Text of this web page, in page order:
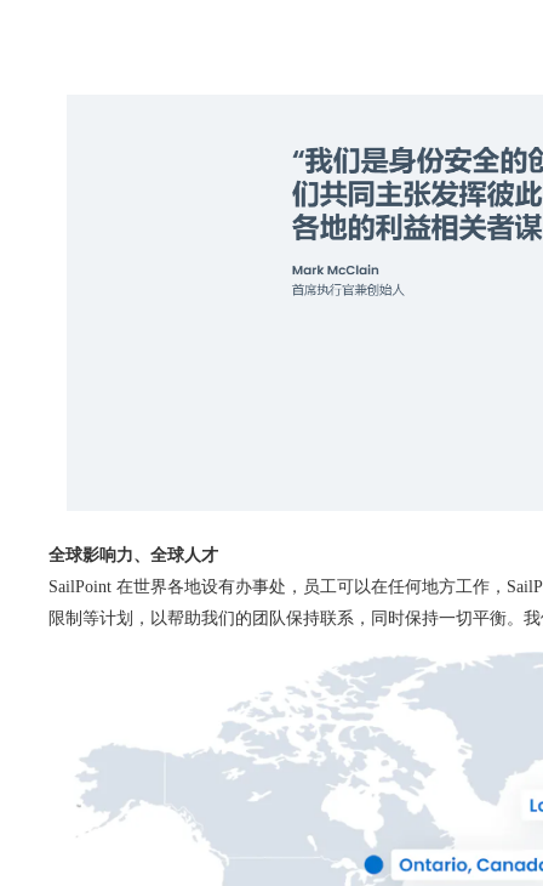
全球影响力、全球人才
SailPoint 在世界各地设有办事处，员工可以在任何地方工作，
限制等计划，以帮助我们的团队保持联系，同时保持一切平衡。